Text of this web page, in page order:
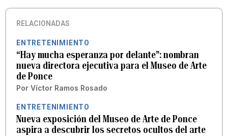
RELACIONADAS
ENTRETENIMIENTO
“Hay mucha esperanza por delante”: nombran
nueva directora ejecutiva para el Museo de Arte
de Ponce
Por Víctor Ramos Rosado
ENTRETENIMIENTO
Nueva exposición del Museo de Arte de Ponce
aspira a descubrir los secretos ocultos del arte